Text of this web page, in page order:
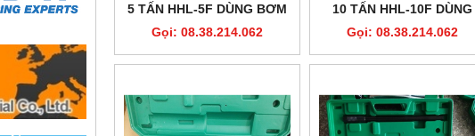
5 TẤN HHL-5F DÙNG BƠM
HHB-700C DÀI 200MM
Gọi: 08.38.214.062
10 TẤN HHL-10F DÙNG
BƠM HHB-700 DÀI 250MM
Gọi: 08.38.214.062